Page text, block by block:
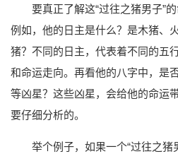
要真正了解这“过往之猪男子”
例如，他的日主是什么？是木猪、
猪？不同的日主，代表着不同的五
和命运走向。再看他的八字中，是否
等凶星？这些凶星，会给他的命运
要仔细分析的。
举个例子，如果一个“过往之猪